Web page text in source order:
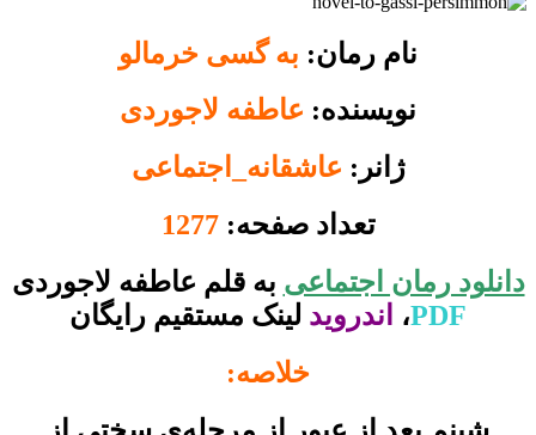
نام رمان: به گسی خرمالو
نویسنده: عاطفه لاجوردی
ژانر: عاشقانه_اجتماعی
تعداد صفحه:1277
دانلود رمان اجتماعی به قلم عاطفه لاجوردی
PDF، اندروید لینک مستقیم رایگان
خلاصه: